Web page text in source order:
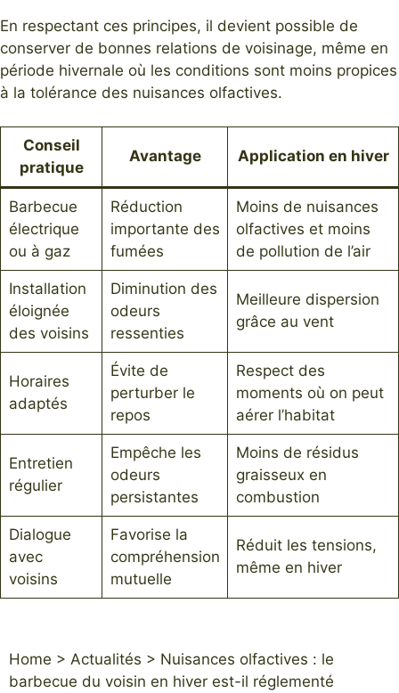
En respectant ces principes, il devient possible de
conserver de bonnes relations de voisinage, même en
période hivernale où les conditions sont moins propices
à la tolérance des nuisances olfactives.
Conseil
pratique
Avantage Application en hiver
Barbecue
électrique
ou à gaz
Réduction
importante des
fumées
Moins de nuisances
olfactives et moins
de pollution de l’air
Installation
éloignée
des voisins
Diminution des
odeurs
ressenties
Meilleure dispersion
grâce au vent
Horaires
adaptés
Évite de
perturber le
repos
Respect des
moments où on peut
aérer l’habitat
Entretien
régulier
Empêche les
odeurs
persistantes
Moins de résidus
graisseux en
combustion
Dialogue
avec
voisins
Favorise la
compréhension
mutuelle
Réduit les tensions,
même en hiver
Home > Actualités > Nuisances olfactives : le
barbecue du voisin en hiver est-il réglementé